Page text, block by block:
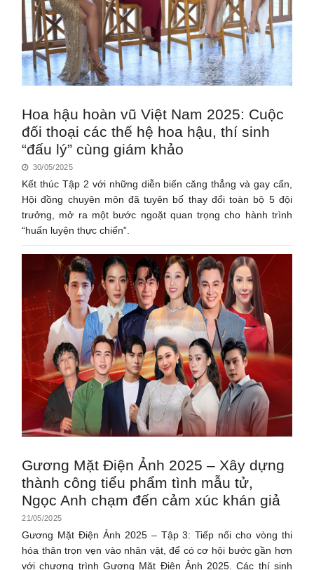
Hoa hậu hoàn vũ Việt Nam 2025: Cuộc
đối thoại các thế hệ hoa hậu, thí sinh
“đấu lý” cùng giám khảo
30/05/2025
Kết thúc Tập 2 với những diễn biến căng thẳng và gay cấn,
Hội đồng chuyên môn đã tuyên bố thay đổi toàn bộ 5 đội
trưởng, mở ra một bước ngoặt quan trọng cho hành trình
“huấn luyện thực chiến”.
Gương Mặt Điện Ảnh 2025 – Xây dựng
thành công tiểu phẩm tình mẫu tử,
Ngọc Anh chạm đến cảm xúc khán giả
21/05/2025
Gương Mặt Điện Ảnh 2025 – Tập 3: Tiếp nối cho vòng thi
hóa thân trọn vẹn vào nhân vật, để có cơ hội bước gần hơn
với chương trình Gương Mặt Điện Ảnh 2025. Các thí sinh